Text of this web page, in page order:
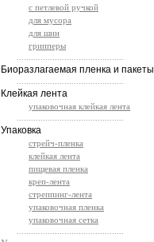
с петлевой ручкой
для мусора
для шин
грипперы
Биоразлагаемая пленка и пакеты
Клейкая лента
упаковочная клейкая лента
Упаковка
стрейч-пленка
клейкая лента
пищевая пленка
креп-лента
стреппинг-лента
упаковочная пленка
упаковочная сетка